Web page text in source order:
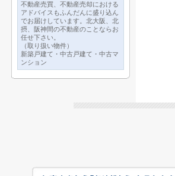
不動産売買、不動産売却における
アドバイスもふんだんに盛り込ん
でお届けしています。北大阪、北
摂、阪神間の不動産のことならお
任せ下さい。
（取り扱い物件）
新築戸建て・中古戸建て・中古マ
ンション